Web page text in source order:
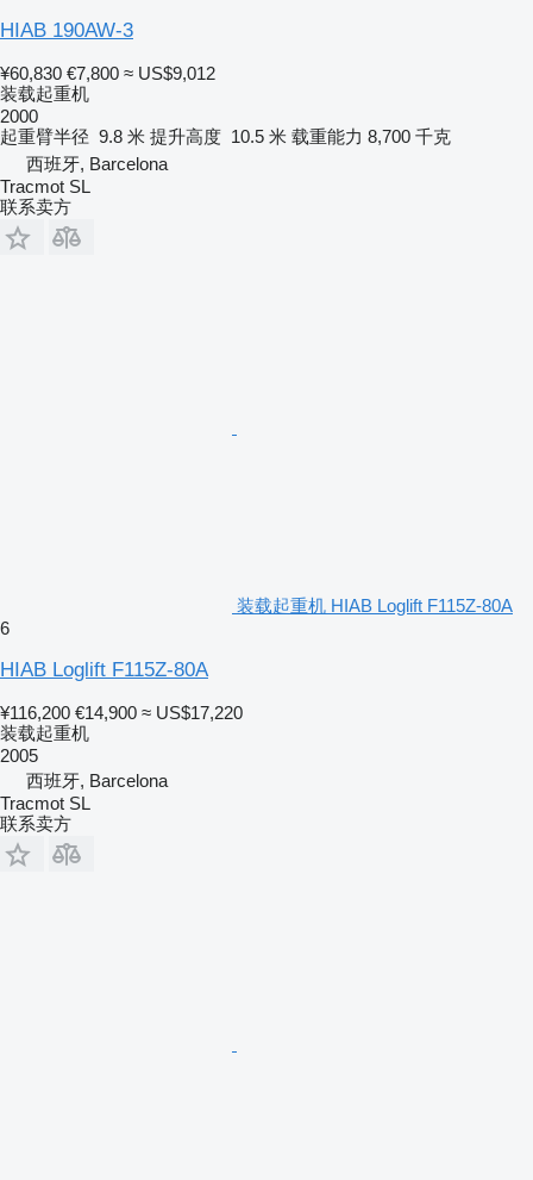
HIAB 190AW-3
¥60,830 €7,800 ≈ US$9,012
装载起重机
2000
起重臂半径 9.8 米 提升高度 10.5 米 载重能力 8,700 千克
西班牙, Barcelona
Tracmot SL
联系卖方
装载起重机 HIAB Loglift F115Z-80A
6
HIAB Loglift F115Z-80A
¥116,200 €14,900 ≈ US$17,220
装载起重机
2005
西班牙, Barcelona
Tracmot SL
联系卖方